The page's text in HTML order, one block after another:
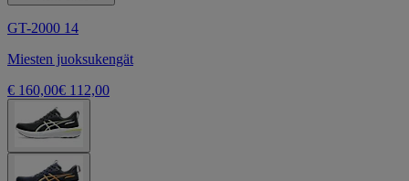
GT-2000 14
Miesten juoksukengät
€ 160,00€ 112,00